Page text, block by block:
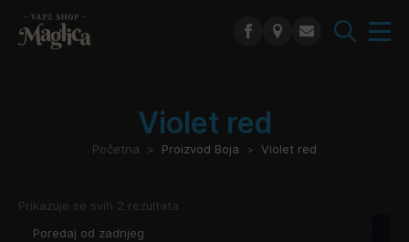
Violet red
Početna Proizvod Boja Violet red
Prikazuje se svih 2 rezultata